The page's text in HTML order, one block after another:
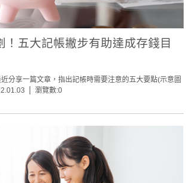
！五大記帳撇步有助達成存錢目
分享一篇文章，指出記帳時需要注意的五大要點(示意圖
瀏覽數:0